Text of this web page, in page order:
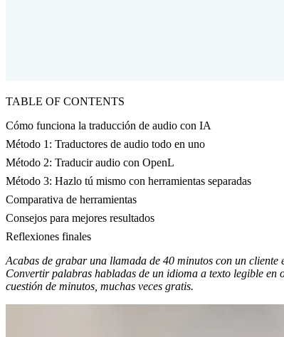
TABLE OF CONTENTS
Cómo funciona la traducción de audio con IA
Método 1: Traductores de audio todo en uno
Método 2: Traducir audio con OpenL
Método 3: Hazlo tú mismo con herramientas separadas
Comparativa de herramientas
Consejos para mejores resultados
Reflexiones finales
Acabas de grabar una llamada de 40 minutos con un cliente
Convertir palabras habladas de un idioma a texto legible
cuestión de minutos, muchas veces gratis.